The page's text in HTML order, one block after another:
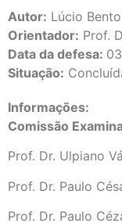
Autor: Lúcio
Orientador: Prof.
Data da defesa:
Situação:
Informações:
Comissão
Prof. Dr. Ulpiano
Prof. Dr. Paulo
Prof. Dr. Paulo